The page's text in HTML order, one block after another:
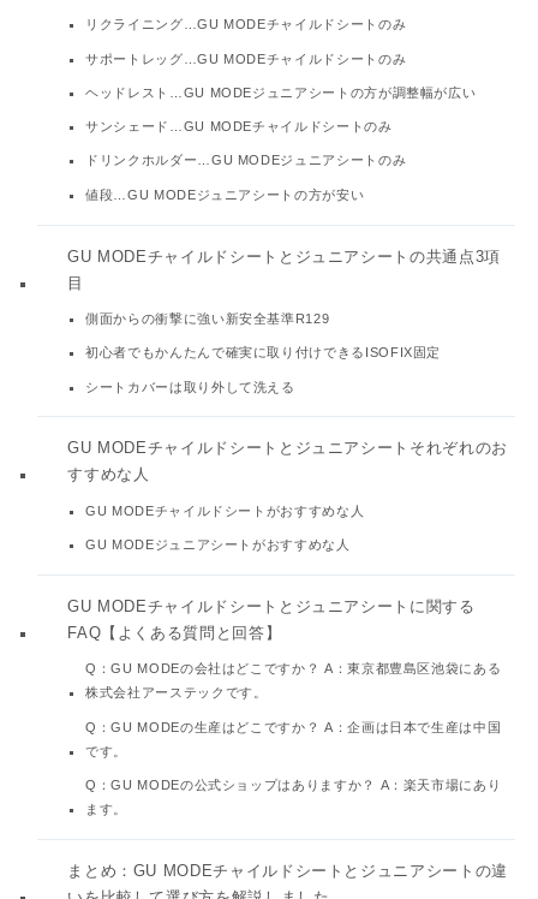
リクライニング…GU MODEチャイルドシートのみ
サポートレッグ…GU MODEチャイルドシートのみ
ヘッドレスト…GU MODEジュニアシートの方が調整幅が広い
サンシェード…GU MODEチャイルドシートのみ
ドリンクホルダー…GU MODEジュニアシートのみ
値段…GU MODEジュニアシートの方が安い
GU MODEチャイルドシートとジュニアシートの共通点3項
目
側面からの衝撃に強い新安全基準R129
初心者でもかんたんで確実に取り付けできるISOFIX固定
シートカバーは取り外して洗える
GU MODEチャイルドシートとジュニアシートそれぞれのお
すすめな人
GU MODEチャイルドシートがおすすめな人
GU MODEジュニアシートがおすすめな人
GU MODEチャイルドシートとジュニアシートに関する
FAQ【よくある質問と回答】
Q：GU MODEの会社はどこですか？ A：東京都豊島区池袋にある
株式会社アーステックです。
Q：GU MODEの生産はどこですか？ A：企画は日本で生産は中国
です。
Q：GU MODEの公式ショップはありますか？ A：楽天市場にあり
ます。
まとめ：GU MODEチャイルドシートとジュニアシートの違